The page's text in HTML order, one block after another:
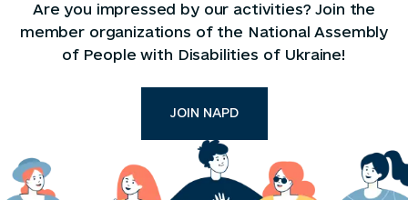
Are you impressed by our activities? Join the
member organizations of the National Assembly
of People with Disabilities of Ukraine!
JOIN NAPD